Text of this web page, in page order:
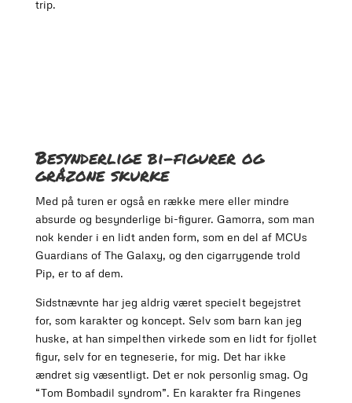
trip.
Besynderlige bi-figurer og
gråzone skurke
Med på turen er også en række mere eller mindre
absurde og besynderlige bi-figurer. Gamorra, som man
nok kender i en lidt anden form, som en del af MCUs
Guardians of The Galaxy, og den cigarrygende trold
Pip, er to af dem.
Sidstnævnte har jeg aldrig været specielt begejstret
for, som karakter og koncept. Selv som barn kan jeg
huske, at han simpelthen virkede som en lidt for fjollet
figur, selv for en tegneserie, for mig. Det har ikke
ændret sig væsentligt. Det er nok personlig smag. Og
“Tom Bombadil syndrom”. En karakter fra Ringenes